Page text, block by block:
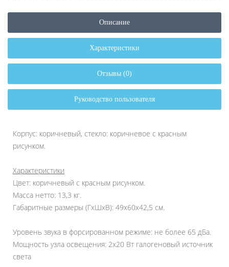
Описание
Характеристики
Отзывы (0)
Руководство пользователя
Корпус: коричневый, стекло: коричневое с красным
рисунком.
Характеристики
Цвет: коричневый с красным рисунком.
Масса нетто: 13,3 кг.
Габаритные размеры (ГхШхВ): 49х60х42,5 см.
Уровень звука в форсированном режиме: не более 65 дБа.
Мощность узла освещения: 2х20 Вт галогеновый источник
света